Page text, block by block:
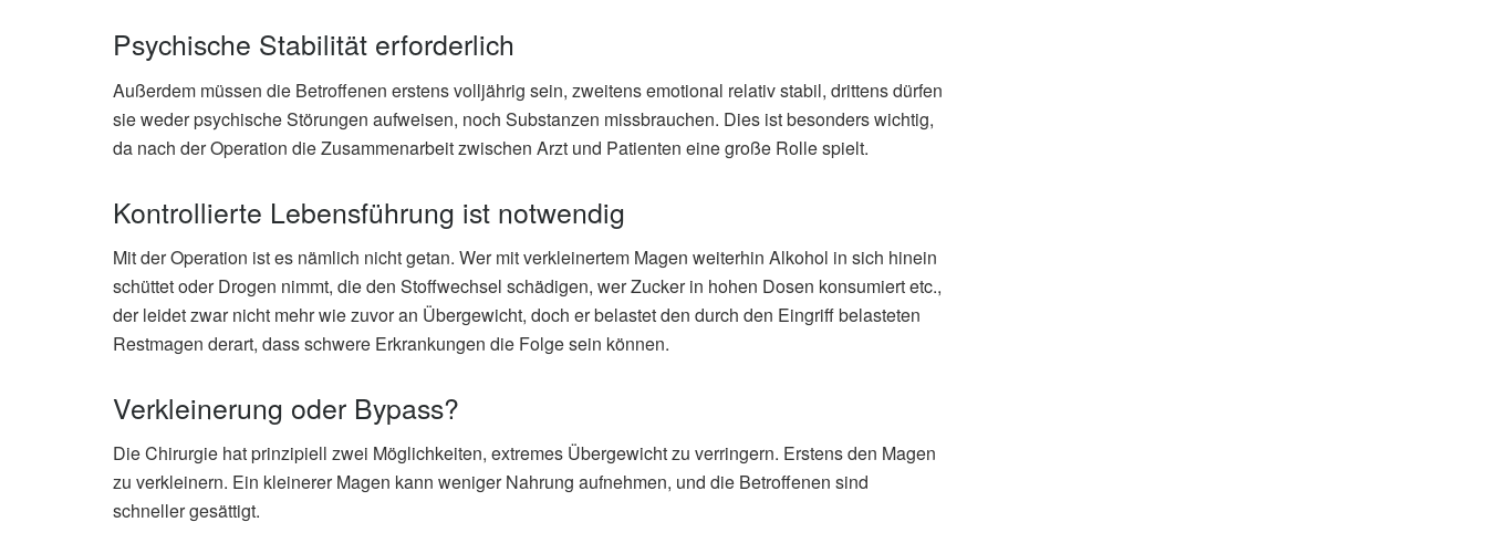
Psychische Stabilität erforderlich
Außerdem müssen die Betroffenen erstens volljährig sein, zweitens emotional relativ stabil, drittens dürfen
sie weder psychische Störungen aufweisen, noch Substanzen missbrauchen. Dies ist besonders wichtig,
da nach der Operation die Zusammenarbeit zwischen Arzt und Patienten eine große Rolle spielt.
Kontrollierte Lebensführung ist notwendig
Mit der Operation ist es nämlich nicht getan. Wer mit verkleinertem Magen weiterhin Alkohol in sich hinein
schüttet oder Drogen nimmt, die den Stoffwechsel schädigen, wer Zucker in hohen Dosen konsumiert etc.,
der leidet zwar nicht mehr wie zuvor an Übergewicht, doch er belastet den durch den Eingriff belasteten
Restmagen derart, dass schwere Erkrankungen die Folge sein können.
Verkleinerung oder Bypass?
Die Chirurgie hat prinzipiell zwei Möglichkeiten, extremes Übergewicht zu verringern. Erstens den Magen
zu verkleinern. Ein kleinerer Magen kann weniger Nahrung aufnehmen, und die Betroffenen sind
schneller gesättigt.